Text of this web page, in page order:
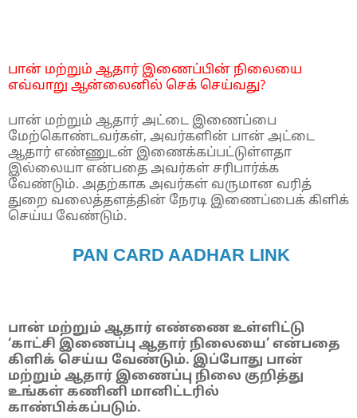
பான் மற்றும் ஆதார் இணைப்பின் நிலையை
எவ்வாறு ஆன்லைனில் செக் செய்வது?
பான் மற்றும் ஆதார் அட்டை இணைப்பை
மேற்கொண்டவர்கள், அவர்களின் பான் அட்டை
ஆதார் எண்ணுடன் இணைக்கப்பட்டுள்ளதா
இல்லையா என்பதை அவர்கள் சரிபார்க்க
வேண்டும். அதற்காக அவர்கள் வருமான வரித்
துறை வலைத்தளத்தின் நேரடி இணைப்பைக் கிளிக்
செய்ய வேண்டும்.
PAN CARD AADHAR LINK
பான் மற்றும் ஆதார் எண்ணை உள்ளிட்டு
‘காட்சி இணைப்பு ஆதார் நிலையை’ என்பதை
கிளிக் செய்ய வேண்டும். இப்போது பான்
மற்றும் ஆதார் இணைப்பு நிலை குறித்து
உங்கள் கணினி மானிட்டரில்
காண்பிக்கப்படும்.